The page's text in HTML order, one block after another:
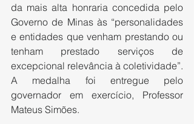
da mais alta honraria concedida pelo
Governo de Minas às “personalidades
e entidades que venham prestando ou
tenham prestado serviços de
excepcional relevância à coletividade”.
A medalha foi entregue pelo
governador em exercício, Professor
Mateus Simões.